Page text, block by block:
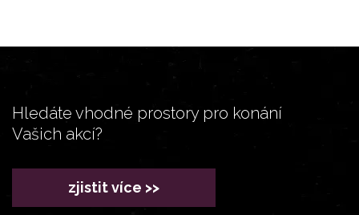
Hledáte vhodné prostory pro konání
Vašich akcí?
zjistit více >>